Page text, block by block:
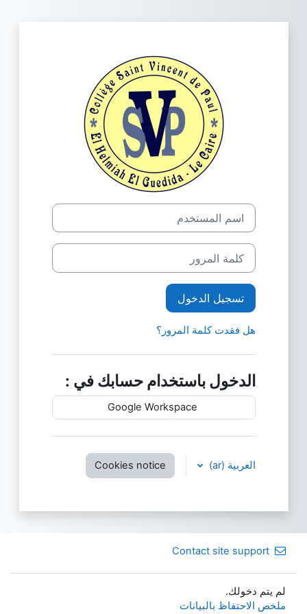
الدخول إلى SVP-Helmiah LMS
اسم المستخدم
كلمة المرور
تسجيل الدخول
هل فقدت كلمة المرور؟
الدخول باستخدام حسابك في :
العربية ‎(ar)‎ Cookies notice
Contact site support
لم يتم دخولك.
ملخص الاحتفاظ بالبيانات